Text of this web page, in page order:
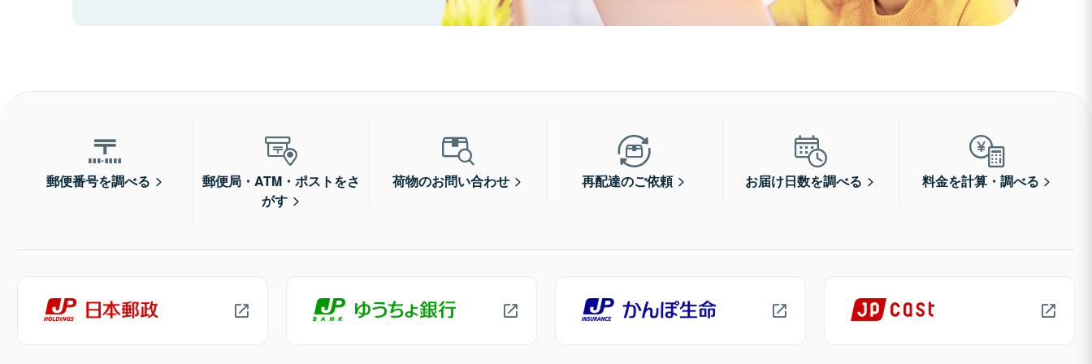
郵便番号を調べる
郵便局・ATM・ポストをさ
がす
荷物のお問い合わせ 再配達のご依頼 お届け日数を調べる 料金を計算・調べる